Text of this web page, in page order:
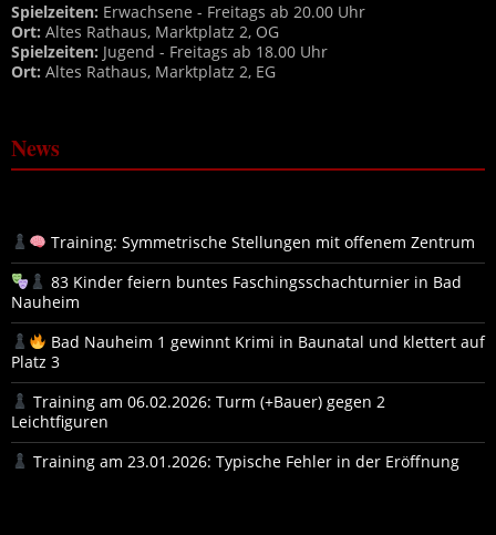
Spielzeiten: Erwachsene - Freitags ab 20.00 Uhr
Ort: Altes Rathaus, Marktplatz 2, OG
Spielzeiten: Jugend - Freitags ab 18.00 Uhr
Ort: Altes Rathaus, Marktplatz 2, EG
News
Training: Symmetrische Stellungen mit offenem Zentrum
83 Kinder feiern buntes Faschingsschachturnier in Bad
Nauheim
Bad Nauheim 1 gewinnt Krimi in Baunatal und klettert auf
Platz 3
Training am 06.02.2026: Turm (+Bauer) gegen 2
Leichtfiguren
Training am 23.01.2026: Typische Fehler in der Eröffnung